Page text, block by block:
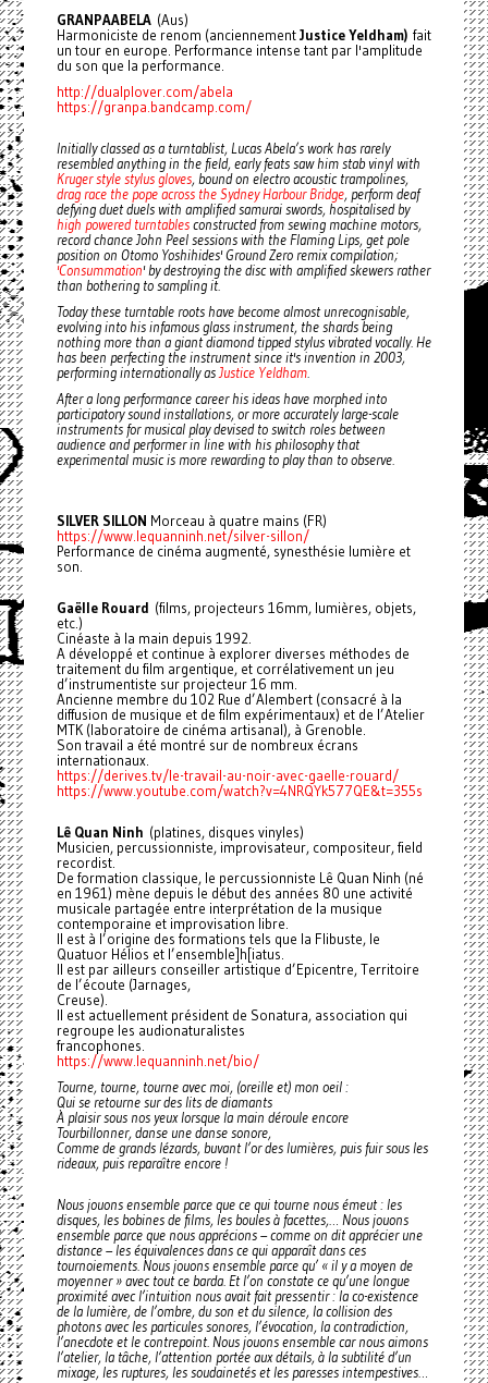
GRANPAABELA(Aus)
Harmoniciste de renom (anciennementJustice Yeldham)fait
un tour en europe. Performance intense tant par l'amplitude
du son que la performance.
http://dualplover.com/abela
https://granpa.bandcamp.com/
Initially classed as a turntablist, Lucas Abela’s work has rarely
resembled anything in the field, early feats saw him stab vinyl with
Kruger style stylus gloves, bound on electro acoustic trampolines,
drag race the pope across the Sydney Harbour Bridge, perform deaf
defying duet duels with amplified samurai swords, hospitalised by
high powered turntablesconstructed from sewing machine motors,
record chance John Peel sessions with the Flaming Lips, get pole
position on Otomo Yoshihides' Ground Zero remix compilation;
'Consummation' by destroying the disc with amplified skewers rather
than bothering to sampling it.
Today these turntable roots have become almost unrecognisable,
evolving into his infamous glass instrument, the shards being
nothing more than a giant diamond tipped stylus vibrated vocally. He
has been perfecting the instrument since it's invention in 2003,
performing internationally asJustice Yeldham.
After a long performance career his ideas have morphed into
participatory sound installations, or more accurately large-scale
instruments for musical play devised to switch roles between
audience and performer in line with his philosophy that
experimental music is more rewarding to play than to observe.
SILVER SILLON Morceau à quatre mains (FR)
https://www.lequanninh.net/silver-sillon/
Performance de cinéma augmenté, synesthésie lumière et
son.
Gaëlle Rouard (films, projecteurs 16mm, lumières, objets,
etc.)
Cinéaste à la main depuis 1992.
A développé et continue à explorer diverses méthodes de
traitement du film argentique, et corrélativement un jeu
d’instrumentiste sur projecteur 16 mm.
Ancienne membre du 102 Rue d’Alembert (consacré à la
diffusion de musique et de film expérimentaux) et de l’Atelier
MTK (laboratoire de cinéma artisanal), à Grenoble.
Son travail a été montré sur de nombreux écrans
internationaux.
https://derives.tv/le-travail-au-noir-avec-gaelle-rouard/
https://www.youtube.com/watch?v=4NRQYk577QE&t=355s
Lê Quan Ninh (platines, disques vinyles)
Musicien, percussionniste, improvisateur, compositeur, field
recordist.
De formation classique, le percussionniste Lê Quan Ninh (né
en 1961) mène depuis le début des années 80 une activité
musicale partagée entre interprétation de la musique
contemporaine et improvisation libre.
Il est à l’origine des formations tels que la Flibuste, le
Quatuor Hélios et l’ensemble]h[iatus.
Il est par ailleurs conseiller artistique d’Epicentre, Territoire
de l’écoute (Jarnages,
Creuse).
Il est actuellement président de Sonatura, association qui
regroupe les audionaturalistes
francophones.
https://www.lequanninh.net/bio/
Tourne, tourne, tourne avec moi, (oreille et) mon oeil :
Qui se retourne sur des lits de diamants
À plaisir sous nos yeux lorsque la main déroule encore
Tourbillonner, danse une danse sonore,
Comme de grands lézards, buvant l’or des lumières, puis fuir sous les
rideaux, puis reparaître encore !
Nous jouons ensemble parce que ce qui tourne nous émeut : les
disques, les bobines de films, les boules à facettes,… Nous jouons
ensemble parce que nous apprécions – comme on dit apprécier une
distance – les équivalences dans ce qui apparaît dans ces
tournoiements. Nous jouons ensemble parce qu’ « il y a moyen de
moyenner » avec tout ce barda. Et l’on constate ce qu’une longue
proximité avec l’intuition nous avait fait pressentir : la co-existence
de la lumière, de l’ombre, du son et du silence, la collision des
photons avec les particules sonores, l’évocation, la contradiction,
l’anecdote et le contrepoint. Nous jouons ensemble car nous aimons
l’atelier, la tâche, l’attention portée aux détails, à la subtilité d’un
mixage, les ruptures, les soudainetés et les paresses intempestives…